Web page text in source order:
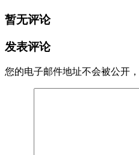
暂无评论
发表评论
您的电子邮件地址不会被公开，